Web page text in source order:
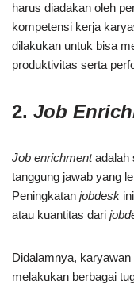
harus diadakan oleh
kompetensi kerja
dilakukan untuk bisa
produktivitas serta
2. Job
Job enrichmentadalah
tanggung jawab yang
Peningkatan jobdesk
atau kuantitas dari
Didalamnya,
melakukan berbagai